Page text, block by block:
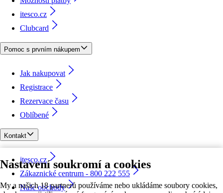
Nastavení soukromí a cookies
My a našich 18 partnerů používáme nebo ukládáme soubory cookies,
itesco.cz
Clubcard
Pomoc s prvním nákupem
Jak nakupovat
Registrace
Rezervace času
Oblíbené
Kontakt
itesco.cz
Zákaznické centrum - 800 222 555
Naše obchody